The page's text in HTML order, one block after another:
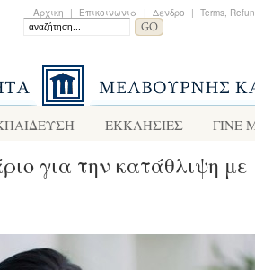
Αρχικη | Επικοινωνια | Δενδρο | Terms,
ΕΚΚΛΗΣΙΕΣ ΓΙΝΕ
για την κατάθλιψη με